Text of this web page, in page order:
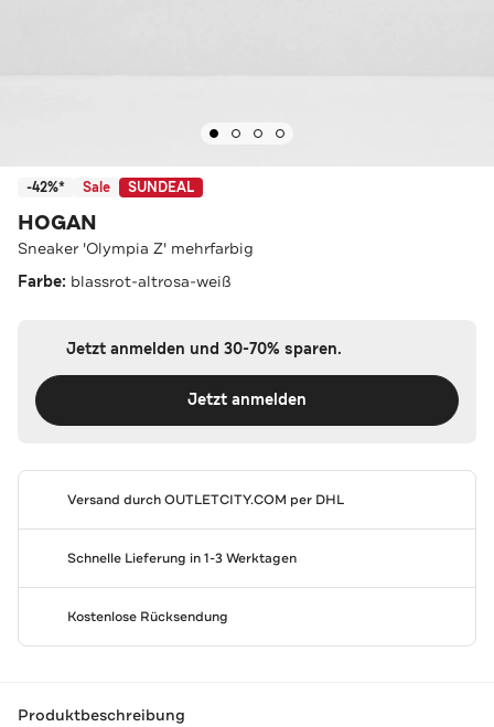
-42%* Sale SUNDEAL
HOGAN
Sneaker 'Olympia Z' mehrfarbig
Farbe: blassrot-altrosa-weiß
Jetzt anmelden und 30-70% sparen.
Jetzt anmelden
Versand durchOUTLETCITY.COM per DHL
Schnelle Lieferung in 1-3 Werktagen
Kostenlose Rücksendung
Produktbeschreibung